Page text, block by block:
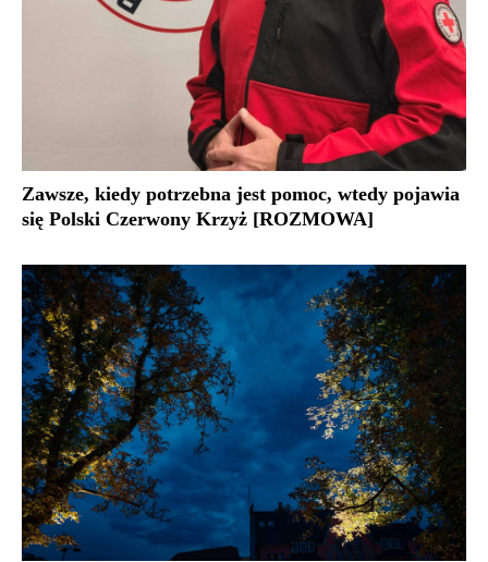
Zawsze, kiedy potrzebna jest pomoc, wtedy pojawia
się Polski Czerwony Krzyż [ROZMOWA]